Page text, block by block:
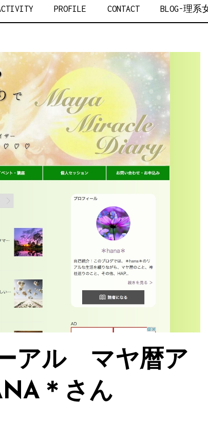
PROFILE CONTACT BLOG-理系
アル マヤ暦ア
＊さん